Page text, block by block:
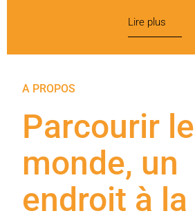
Lire plus
A PROPOS
Parcourir le
monde, un
endroit à